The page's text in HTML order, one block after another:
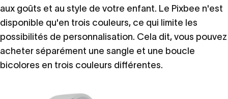
aux goûts et au style de votre enfant. Le Pixbee n'est
disponible qu'en trois couleurs, ce qui limite les
possibilités de personnalisation. Cela dit, vous pouvez
acheter séparément une sangle et une boucle
bicolores en trois couleurs différentes.